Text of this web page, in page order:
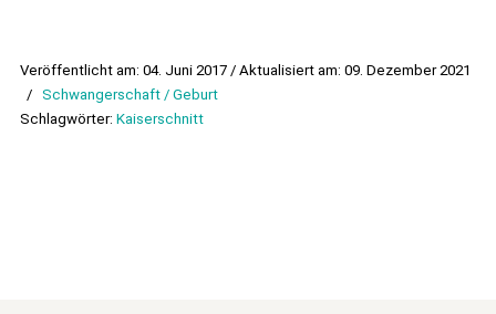
Veröffentlicht am: 04. Juni 2017 / Aktualisiert am: 09. Dezember 2021
/ Schwangerschaft / Geburt
Schlagwörter: Kaiserschnitt